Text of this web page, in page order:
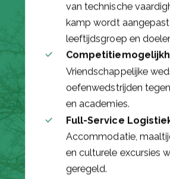
van technische
kamp wordt
leeftijdsgroep en
Vriendschappelijke
oefenwedstrijden
en academies.
Full-Service
Accommodatie,
en culturele excursies
geregeld.